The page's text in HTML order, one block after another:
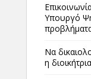
Υπουργό
Να
η